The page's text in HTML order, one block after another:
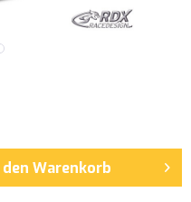
den Warenkorb